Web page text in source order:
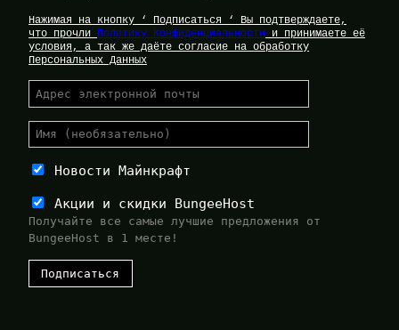
Нажимая на кнопку ‘ Подписаться ‘ Вы подтверждаете,
что прочли Политику Конфиденциальности и принимаете её
условия, а так же даёте согласие на обработку
Персональных Данных
Новости Майнкрафт
Акции и скидки BungeeHost
Получайте все самые лучшие предложения от
BungeeHost в 1 месте!